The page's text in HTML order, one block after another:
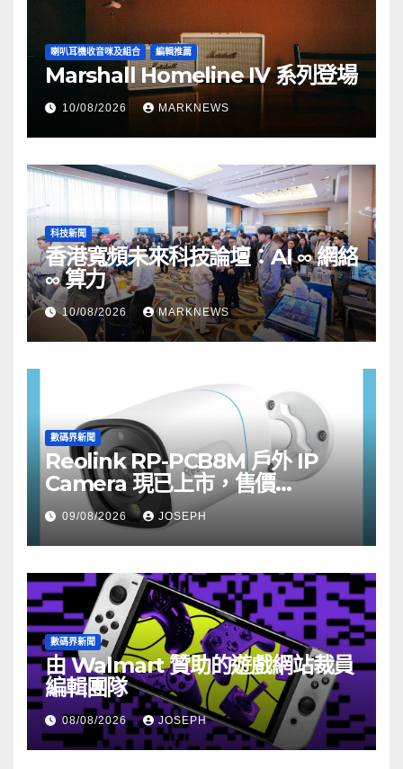
喇叭耳機收音咪及組合 編輯推薦
Marshall Homeline IV 系列登場
10/08/2026 MARKNEWS
科技新聞
香港寬頻未來科技論壇：AI ∞ 網絡
∞ 算力
10/08/2026 MARKNEWS
數碼界新聞
Reolink RP-PCB8M 戶外 IP
Camera 現已上市，售價
HK$722
09/08/2026 JOSEPH
數碼界新聞
由 Walmart 贊助的遊戲網站裁員
編輯團隊
08/08/2026 JOSEPH